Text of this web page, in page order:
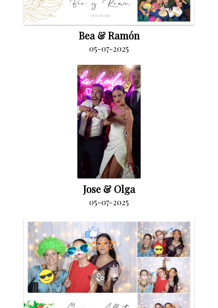
Bea & Ramón
05-07-2025
Jose & Olga
05-07-2025